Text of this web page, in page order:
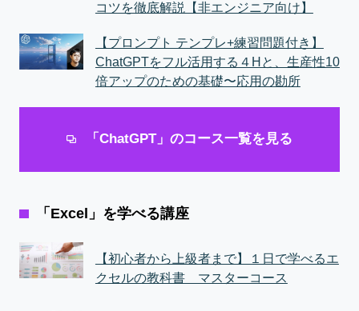
コツを徹底解説【非エンジニア向け】
【プロンプト テンプレ+練習問題付き】
ChatGPTをフル活用する４Hと、生産性10
倍アップのための基礎〜応用の勘所
「ChatGPT」のコース一覧を見る
「Excel」を学べる講座
【初心者から上級者まで】１日で学べるエ
クセルの教科書 マスターコース